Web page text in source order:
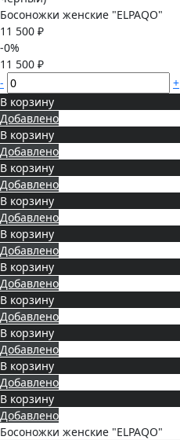
Босоножки женские "ELPAQO"
11 500 ₽
-0%
11 500 ₽
-
+
В корзину
Добавлено
В корзину
Добавлено
В корзину
Добавлено
В корзину
Добавлено
В корзину
Добавлено
В корзину
Добавлено
В корзину
Добавлено
В корзину
Добавлено
В корзину
Добавлено
В корзину
Добавлено
Босоножки женские "ELPAQO"